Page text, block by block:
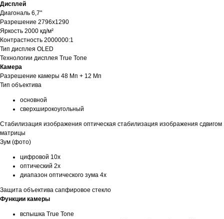
Дисплей
Диагональ 6,7"
Разрешение 2796x1290
Яркость 2000 кд/м²
Контрастность 2000000:1
Тип дисплея OLED
Технологии дисплея True Tone
Камера
Разрешение камеры 48 Мп + 12 Мп
Тип объектива
основной
сверхширокоугольный
Стабилизация изображения оптическая стабилизация изображения сдвигом
матрицы
Зум (фото)
цифровой 10x
оптический 2x
диапазон оптического зума 4x
Защита объектива сапфировое стекло
Функции камеры
вспышка True Tone